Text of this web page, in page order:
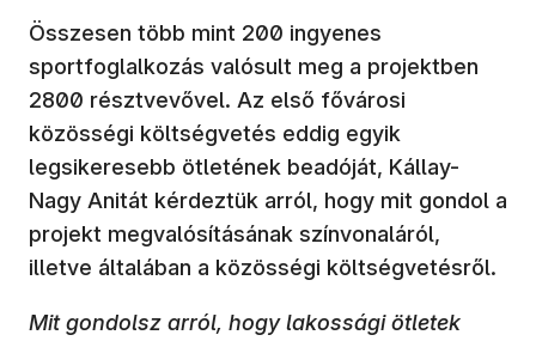
Összesen több mint 200 ingyenes
sportfoglalkozás valósult meg a projektben
2800 résztvevővel. Az első fővárosi
közösségi költségvetés eddig egyik
legsikeresebb ötletének beadóját, Kállay-
Nagy Anitát kérdeztük arról, hogy mit gondol a
projekt megvalósításának színvonaláról,
illetve általában a közösségi költségvetésről.
Mit gondolsz arról, hogy lakossági ötletek